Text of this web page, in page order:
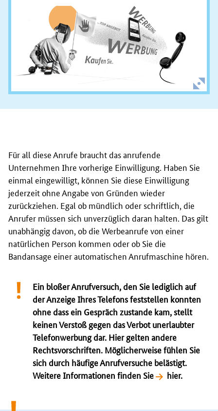
Für all diese Anrufe braucht das anrufende
Unternehmen Ihre vorherige Einwilligung. Haben Sie
einmal eingewilligt, können Sie diese Einwilligung
jederzeit ohne Angabe von Gründen wieder
zurückziehen. Egal ob mündlich oder schriftlich, die
Anrufer müssen sich unverzüglich daran halten. Das gilt
unabhängig davon, ob die Werbeanrufe von einer
natürlichen Person kommen oder ob Sie die
Bandansage einer automatischen Anrufmaschine hören.
Ein bloßer Anrufversuch, den Sie lediglich auf
der Anzeige Ihres Telefons feststellen konnten
ohne dass ein Gespräch zustande kam, stellt
keinen Verstoß gegen das Verbot unerlaubter
Telefonwerbung dar. Hier gelten andere
Rechtsvorschriften. Möglicherweise fühlen Sie
sich durch häufige Anrufversuche belästigt.
Weitere Informationen finden Sie
hier.